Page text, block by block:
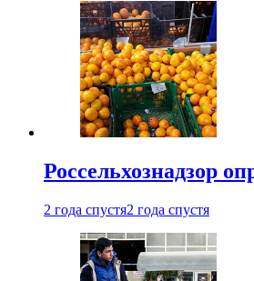
Россельхознадзор
2 года спустя2 года спустя